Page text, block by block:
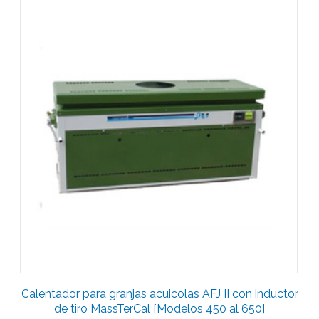
Calentador para granjas acuicolas AFJ II con inductor
de tiro MassTerCal [Modelos 450 al 650]